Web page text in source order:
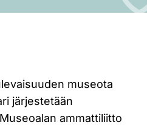
museota
järjestetään
ammattiliitto